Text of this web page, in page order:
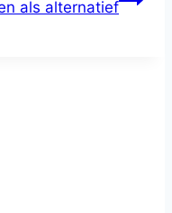
als alternatief